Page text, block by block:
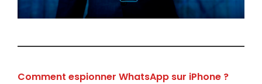
Comment espionner WhatsApp sur iPhone ?